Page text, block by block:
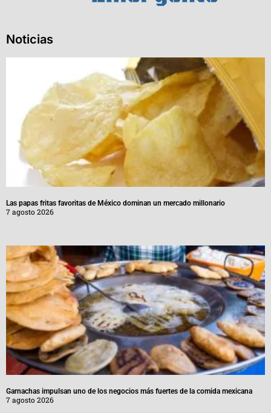
Noticias
Las papas fritas favoritas de México dominan un mercado millonario
7 agosto 2026
Garnachas impulsan uno de los negocios más fuertes de la comida mexicana
7 agosto 2026